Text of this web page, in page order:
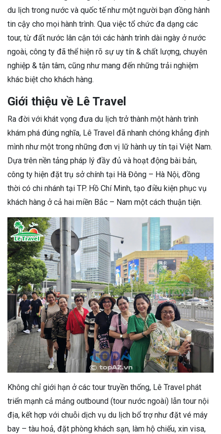
du lịch trong nước và quốc tế như một người bạn đồng hành
tin cậy cho mọi hành trình. Qua việc tổ chức đa dạng các
tour, từ đất nước lân cận tới các hành trình dài ngày ở nước
ngoài, công ty đã thể hiện rõ sự uy tín & chất lượng, chuyên
nghiệp & tận tâm, cũng như mang đến những trải nghiệm
khác biệt cho khách hàng.
Giới thiệu về Lê Travel
Ra đời với khát vọng đưa du lịch trở thành một hành trình
khám phá đúng nghĩa, Lê Travel đã nhanh chóng khẳng định
mình như một trong những đơn vị lữ hành uy tín tại Việt Nam.
Dựa trên nền tảng pháp lý đầy đủ và hoạt động bài bản,
công ty hiện đặt trụ sở chính tại Hà Đông – Hà Nội, đồng
thời có chi nhánh tại TP. Hồ Chí Minh, tạo điều kiện phục vụ
khách hàng ở cả hai miền Bắc – Nam một cách thuận tiện.
Không chỉ giới hạn ở các tour truyền thống, Lê Travel phát
triển mạnh cả mảng outbound (tour nước ngoài) lẫn tour nội
địa, kết hợp với chuỗi dịch vụ du lịch bổ trợ như đặt vé máy
bay – tàu hoả, đặt phòng khách sạn, làm hộ chiếu, xin visa,